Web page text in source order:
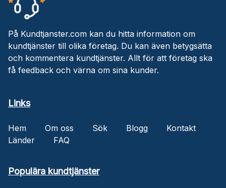
På Kundtjanster.com kan du hitta information om
kundtjänster till olika företag. Du kan även betygsätta
och kommentera kundtjänster. Allt för att företag ska
få feedback och värna om sina kunder.
Links
Hem Om oss Sök Blogg
Kontakt
Länder
FAQ
Populära kundtjänster